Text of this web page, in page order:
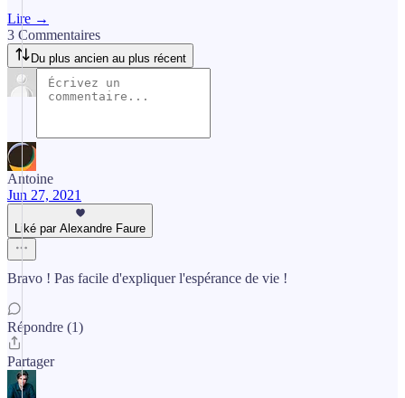
Lire →
3 Commentaires
Du plus ancien au plus récent
Antoine
Jun 27, 2021
Liké par Alexandre Faure
Bravo ! Pas facile d'expliquer l'espérance de vie !
Répondre (1)
Partager